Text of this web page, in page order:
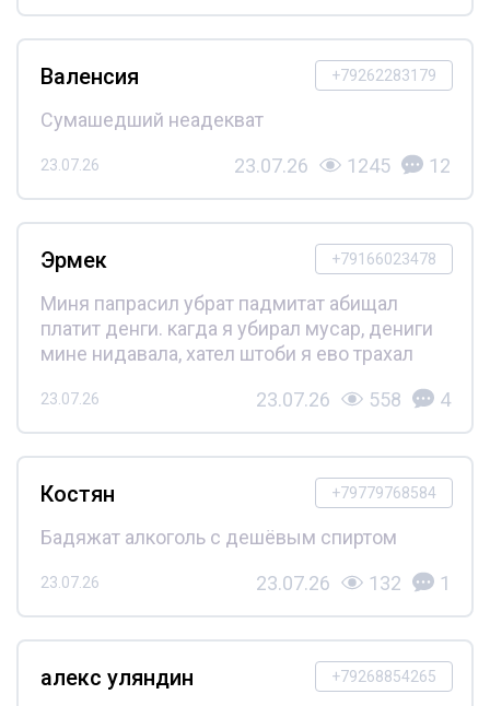
+79262283179
Валенсия
Сумашедший неадекват
23.07.26 23.07.26 1245 12
+79166023478
Эрмек
Миня папрасил убрат падмитат абищал
платит денги. кагда я убирал мусар, дениги
мине нидавала, хател штоби я ево трахал
23.07.26 23.07.26 558 4
+79779768584
Костян
Бадяжат алкоголь с дешёвым спиртом
23.07.26 23.07.26 132 1
+79268854265
алекс уляндин